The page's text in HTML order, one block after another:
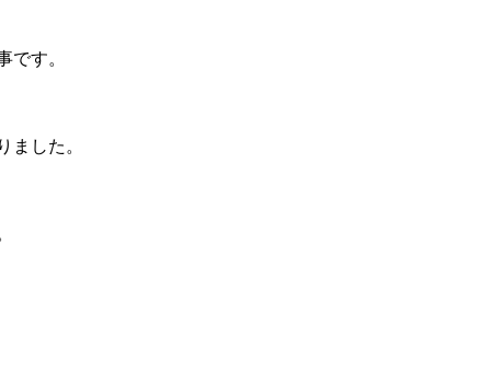
です。
ました。